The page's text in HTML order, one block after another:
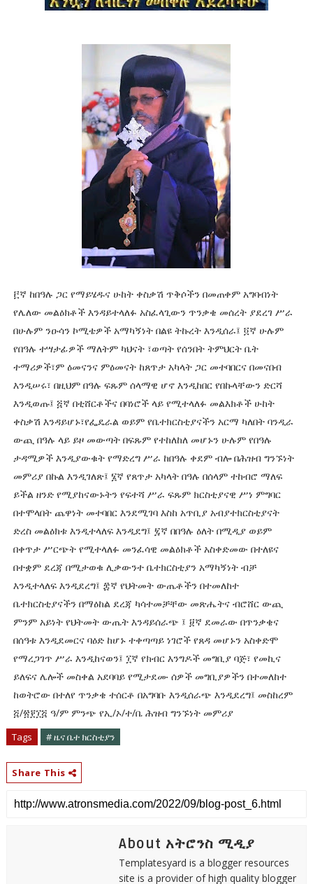
፫ኛ ከበዓሉ ጋር የማይሄዱና ሁከት ቀስቃሽ ጥቅሶችን በመጠቀም አግባብነት
የሌለው መልዕክቶች እንዳይተላለፉ አስፈላጊውን ጥንቃቄ መሰረት ያደረገ ሥራ
በሁሉም ንዑሳን ኮሚቴዎች አማካኝነት በልዩ ትኩረት እንዲሰራ፤ ፬ኛ ሁሉም
የበዓሉ ተሣታፊዎች ማለትም ካህናት ፣ወጣት የሰንበት ትምህርት ቤት
ተማሪዎች፣ም ዕመናንና ምዕመናት ከጸጥታ አካላት ጋር መተባበርና በመናበብ
እንዲሠሩ፣ በዚህም በዓሉ ፍጹም ሰላማዊ ሆኖ እንዲከበር የበኩላቸውን ድርሻ
እንዲወጡ፤ ፭ኛ በቲሸርቶችና በባነሮች ላይ የሚተላለፉ መልእክቶች ሁከት
ቀስቃሽ እንዳይሆኑ፣የፌዴራል ወይም የቤተክርስቲያናችን አርማ ካለበት ባንዲራ
ውጪ በዓሉ ላይ ይዞ መውጣት በፍጹም የተከለከለ መሆኑን ሁሉም የበዓሉ
ታዳሚዎች እንዲያውቁት የማድረግ ሥራ ከበዓሉ ቀደም ብሎ በሕዝብ ግንኙነት
መምሪያ በኩል እንዲገለጽ፤ ፮ኛ የጸጥታ አካላት በዓሉ በሰላም ተከብሮ ማለፍ
ይችል ዘንድ የሚያከናውኑትን የፍተሻ ሥራ ፍጹም ክርስቲያናዊ ሥነ ምግባር
በተሞላበት ጨዋነት መተባበር እንደሚገባ እስከ አጥቢያ አብያተክርስቲያናት
ድረስ መልዕክቱ እንዲተላለፍ እንዲደግ፤ ፯ኛ በበዓሉ ዕለት በሚዲያ ወይም
በቀጥታ ሥርጭት የሚተላለፉ መንፈሳዊ መልዕክቶች አስቀድመው በተለዩና
በተቋም ደረጃ በሚታወቁ ሊቃውንተ ቤተክርስቲያን አማካኝነት ብቻ
እንዲተላለፍ እንዲደረግ፤ ፰ኛ የህትመት ውጤቶችን በተመለከተ
ቤተክርስቲያናችን በማዕከል ደረጃ ካሳተመቻቸው መጽሔትና ብሮሸር ውጪ
ምንም አይነት የህትመት ውጤት እንዳይሰራጭ ፤ ፱ኛ ደመራው በጥንቃቄና
በሰዓቱ እንዲደመርና ባዕድ ከሆኑ ተቀጣጣይ ነገሮች የጸዳ መሆኑን አስቀድሞ
የማረጋገጥ ሥራ እንዲከናወን፤ ፲ኛ የክብር እንግዶች መግቢያ ባጅ፣ የመኪና
ይለፍና ሌሎች መስቀል አደባባይ የሚታደሙ ሰዎች መግቢያዎችን በተመለከተ
ከወትሮው በተለየ ጥንቃቄ ተሰርቶ በአግባቡ እንዲሰራጭ እንዲደረግ፤ መስከረም
፭/፳፻፲፭ ዓ/ም ምንጭ የኢ/ኦ/ተ/ቤ ሕዝብ ግንኙነት መምሪያ
Tags # ዜና ቤተ ክርስቲያን
Share This
About አትሮንስ ሚዲያ
Templatesyard is a blogger resources
site is a provider of high quality blogger